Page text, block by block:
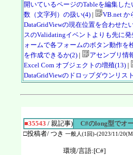
開いているページのTableを編集した
数（文字列）の扱い(4)| VB.net か
DataGridViewの現在位置を合わせた
スのValidatingイベントよりも先に
ォームで各フォームのボタン動作を
を作成できるか(2)| アセンブリ情
Excel Com オブジェクトの増殖(13)|
DataGridViewのドロップダウンリス
■35543 / 親記事)
C#のlong型でオ
□投稿者/ つき 一般人(1回)-(2023/11/
環境/言語:[C#]